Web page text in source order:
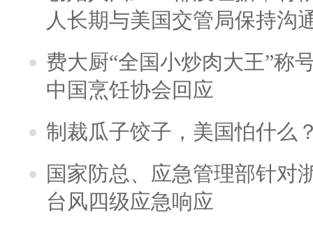
人长期与美国交管局保持沟
费大厨“全国小炒肉大王”称
中国烹饪协会回应
制裁瓜子饺子，美国怕什么
国家防总、应急管理部针对
台风四级应急响应